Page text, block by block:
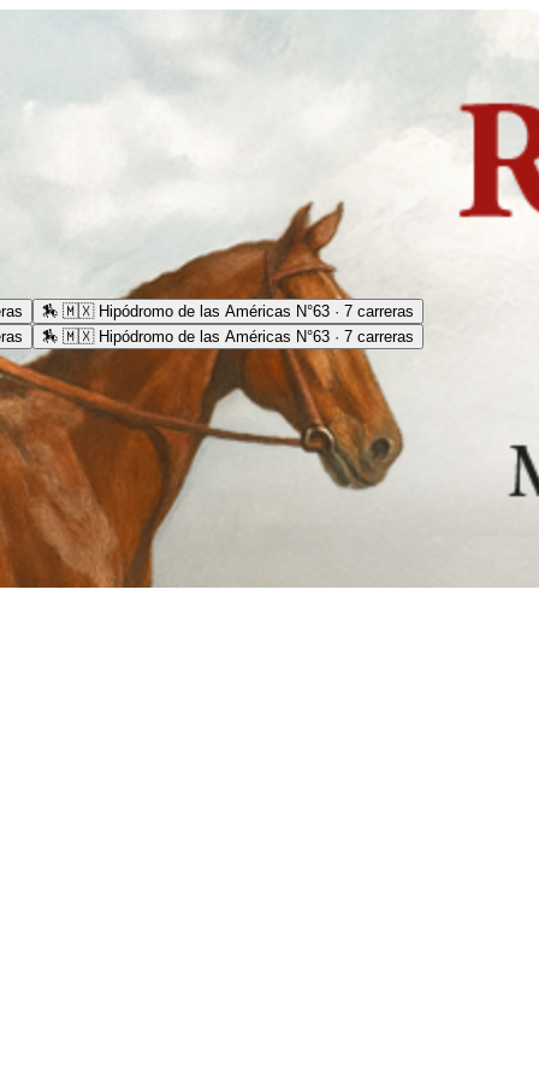
🏇 🇲🇽 Hipódromo de las Américas N°63 · 7 carreras
🏇 🇲🇽 Hipódromo de las Américas N°63 · 7 carreras